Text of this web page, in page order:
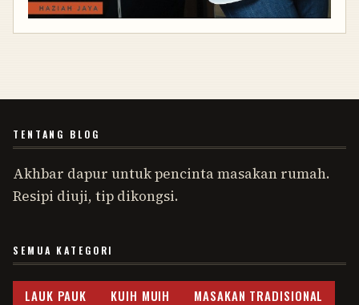
TENTANG BLOG
Akhbar dapur untuk pencinta masakan rumah.
Resipi diuji, tip dikongsi.
SEMUA KATEGORI
LAUK PAUK KUIH MUIH MASAKAN TRADISIONAL